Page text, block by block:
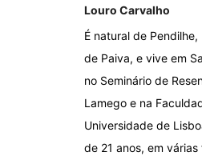
Louro Carvalho
É natural de
de Paiva, e vive em
no Seminário de
Lamego e na
Universidade de
de 21 anos, em